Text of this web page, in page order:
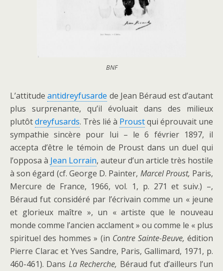
BNF
L’attitudeantidreyfusarde de Jean Béraud est d’autant
plus surprenante, qu’il évoluait dans des milieux
plutôtdreyfusards. Très lié à Proustqui éprouvait une
sympathie sincère pour lui – le 6 février 1897, il
accepta d’être le témoin de Proust dans un duel qui
l’opposa à Jean Lorrain, auteur d’un article très hostile
à son égard (cf. George D. Painter, Marcel Proust, Paris,
Mercure de France, 1966, vol. 1, p. 271 et suiv.) –,
Béraud fut considéré par l’écrivain comme un « jeune
et glorieux maître », un « artiste que le nouveau
monde comme l’ancien acclament » ou comme le « plus
spirituel des hommes » (in Contre Sainte-Beuve,édition
Pierre Clarac et Yves Sandre, Paris, Gallimard, 1971, p.
460-461). Dans La Recherche, Béraud fut d’ailleurs l’un